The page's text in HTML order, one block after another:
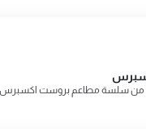
من سلسة مطاعم بروست اكسبرس